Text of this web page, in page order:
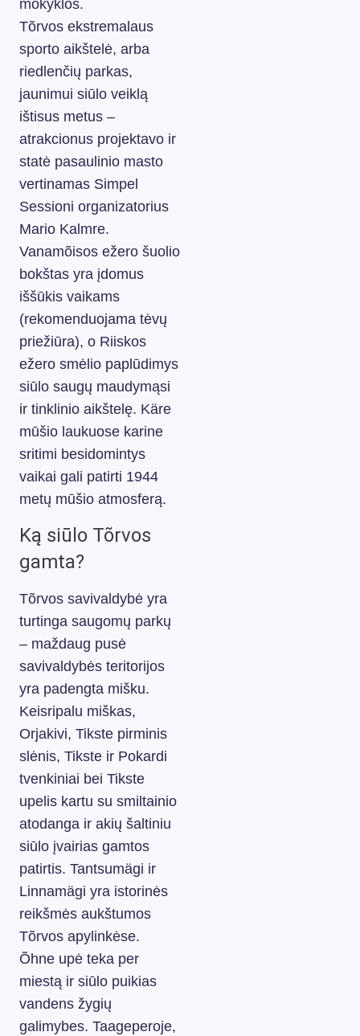
mokyklos.
Tõrvos ekstremalaus
sporto aikštelė, arba
riedlenčių parkas,
jaunimui siūlo veiklą
ištisus metus –
atrakcionus projektavo ir
statė pasaulinio masto
vertinamas Simpel
Sessioni organizatorius
Mario Kalmre.
Vanamõisos ežero šuolio
bokštas yra įdomus
iššūkis vaikams
(rekomenduojama tėvų
priežiūra), o Riiskos
ežero smėlio paplūdimys
siūlo saugų maudymąsi
ir tinklinio aikštelę. Käre
mūšio laukuose karine
sritimi besidomintys
vaikai gali patirti 1944
metų mūšio atmosferą.
Ką siūlo Tõrvos
gamta?
Tõrvos savivaldybė yra
turtinga saugomų parkų
– maždaug pusė
savivaldybės teritorijos
yra padengta mišku.
Keisripalu miškas,
Orjakivi, Tikste pirminis
slėnis, Tikste ir Pokardi
tvenkiniai bei Tikste
upelis kartu su smiltainio
atodanga ir akių šaltiniu
siūlo įvairias gamtos
patirtis. Tantsumägi ir
Linnamägi yra istorinės
reikšmės aukštumos
Tõrvos apylinkėse.
Õhne upė teka per
miestą ir siūlo puikias
vandens žygių
galimybes. Taageperoje,